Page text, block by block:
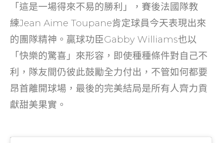
「這是一場得來不易的勝利」，賽後法國隊教
練Jean Aime Toupane肯定球員今天表現出來
的團隊精神。贏球功臣Gabby Williams也以
「快樂的驚喜」來形容，即使種種條件對自己不
利，隊友間仍彼此鼓勵全力付出，不管如何都要
昂首離開球場，最後的完美結局是所有人齊力貢
獻甜美果實。